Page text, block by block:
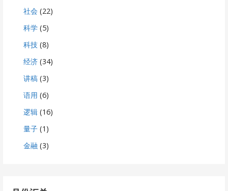
社会 (22)
科学 (5)
科技 (8)
经济 (34)
讲稿 (3)
语用 (6)
逻辑 (16)
量子 (1)
金融 (3)